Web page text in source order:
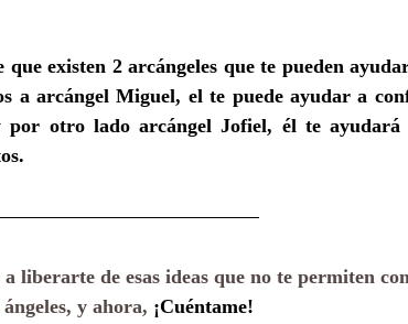
existen 2 arcángeles que te pueden
a arcángel Miguel, el te puede ayudar a
por otro lado arcángel Jofiel, él te
liberarte de esas ideas que no te permiten
y ahora, ¡Cuéntame!